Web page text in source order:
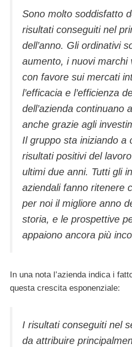
Sono molto soddisfatto
risultati conseguiti nel
dell’anno. Gli ordinativi
aumento, i nuovi marchi
con favore sui mercati
l’efficacia e l’efficienza
dell’azienda continuano
anche grazie agli
Il gruppo sta iniziando a
risultati positivi del
ultimi due anni. Tutti gli
aziendali fanno ritenere
per noi il migliore anno
storia, e le prospettive
appaiono ancora più
In una nota l’azienda indica i
questa crescita esponenziale:
I risultati conseguiti nel
da attribuire